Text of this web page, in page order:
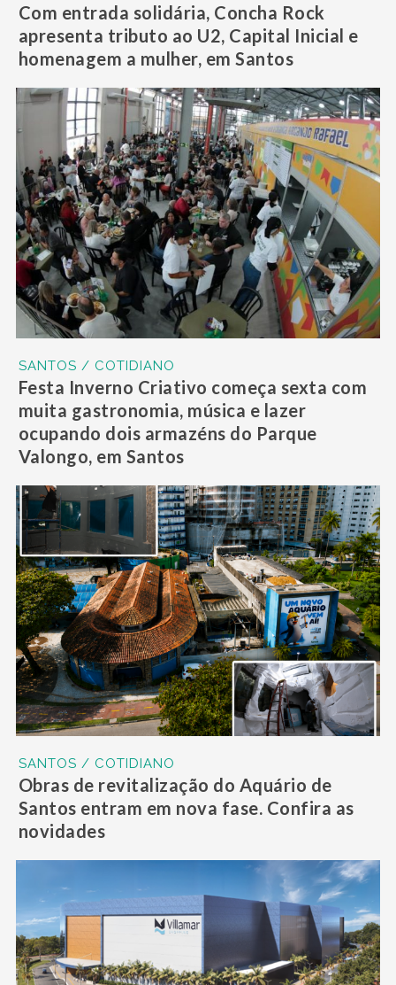
Com entrada solidária, Concha Rock
apresenta tributo ao U2, Capital Inicial e
homenagem a mulher, em Santos
SANTOS / COTIDIANO
Festa Inverno Criativo começa sexta com
muita gastronomia, música e lazer
ocupando dois armazéns do Parque
Valongo, em Santos
SANTOS / COTIDIANO
Obras de revitalização do Aquário de
Santos entram em nova fase. Confira as
novidades